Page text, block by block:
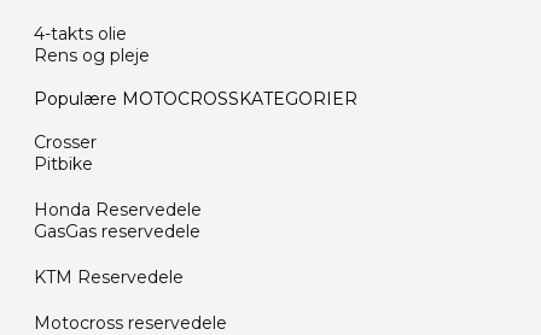
4-takts olie
Rens og pleje
Populære MOTOCROSSKATEGORIER
Crosser
Pitbike
Honda Reservedele
GasGas reservedele
KTM Reservedele
Motocross reservedele